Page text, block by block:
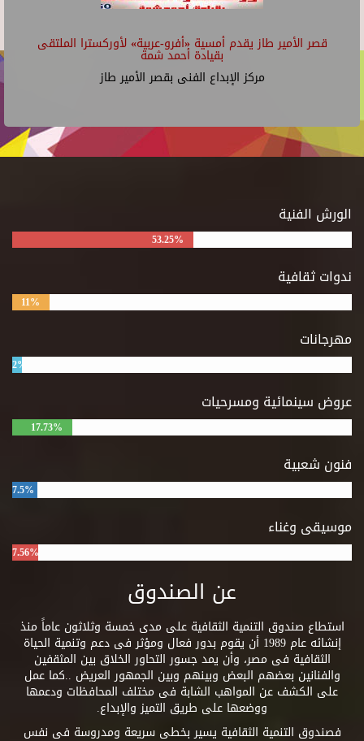
قصر الأمير طاز يقدم أمسية «أفرو-عربية» لأوركسترا الملتقى
بقيادة أحمد شمة
مركز الإبداع الفنى بقصر الأمير طاز
الورش الفنية
53.25%
ندوات ثقافية
11%
مهرجانات
2%
عروض سينمائية ومسرحيات
17.73%
فنون شعبية
7.5%
موسيقى وغناء
7.56%
عن الصندوق
استطاع صندوق التنمية الثقافية على مدى خمسة وثلاثون عاماً منذ
إنشائه عام 1989 أن يقوم بدور فعال ومؤثر فى دعم وتنمية الحياة
الثقافية فى مصر، وأن يمد جسور التحاور الخلاق بين المثقفين
والفنانين بعضهم البعض وبينهم وبين الجمهور العريض ..كما عمل
على الكشف عن المواهب الشابة فى مختلف المحافظات ودعمها
ووضعها على طريق التميز والإبداع.
فصندوق التنمية الثقافية يسير بخطى سريعة ومدروسة فى نفس